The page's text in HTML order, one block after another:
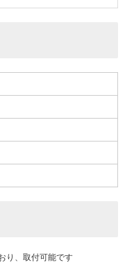
り、取付可能です